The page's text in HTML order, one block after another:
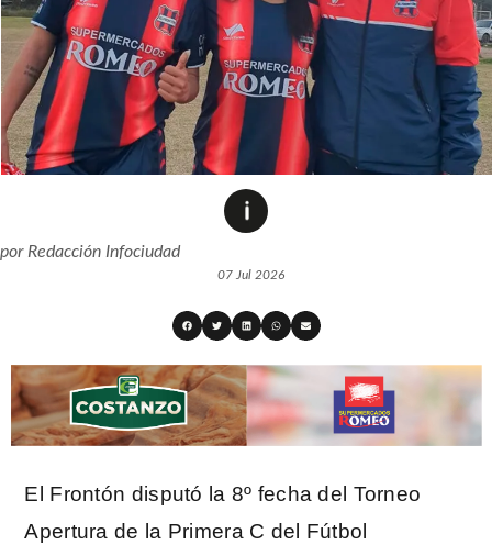
porRedacción Infociudad
07 Jul 2026
El Frontón disputó la 8º fecha del Torneo
Apertura de la Primera C del Fútbol